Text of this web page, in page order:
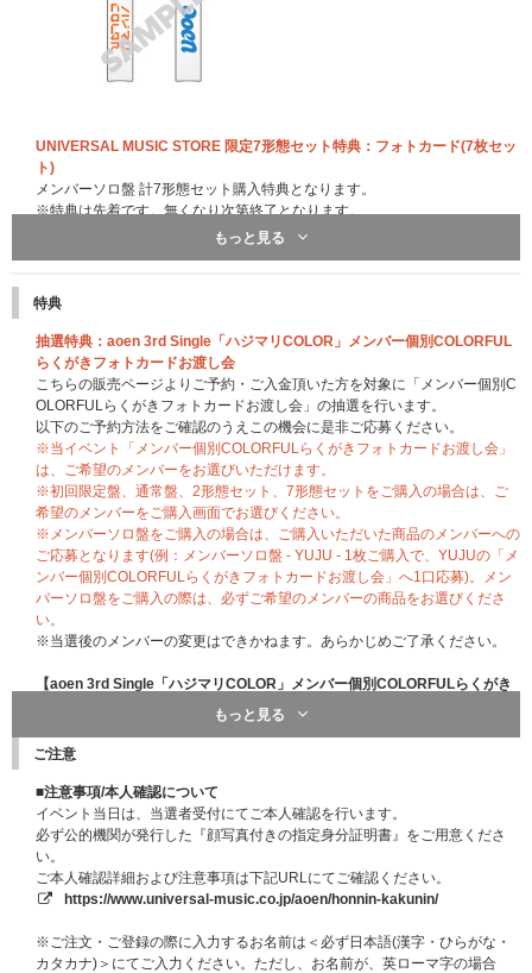
UNIVERSAL MUSIC STORE 限定7形態セット特典：フォトカード(7枚セッ
ト)
メンバーソロ盤 計7形態セット購入特典となります。
※特典は先着です。無くなり次第終了となります。
もっと見る
特典
抽選特典：aoen 3rd Single「ハジマリCOLOR」メンバー個別COLORFUL
らくがきフォトカードお渡し会
こちらの販売ページよりご予約・ご入金頂いた方を対象に「メンバー個別C
OLORFULらくがきフォトカードお渡し会」の抽選を行います。
以下のご予約方法をご確認のうえこの機会に是非ご応募ください。
※当イベント「メンバー個別COLORFULらくがきフォトカードお渡し会」
は、ご希望のメンバーをお選びいただけます。
※初回限定盤、通常盤、2形態セット、7形態セットをご購入の場合は、ご
希望のメンバーをご購入画面でお選びください。
※メンバーソロ盤をご購入の場合は、ご購入いただいた商品のメンバーへの
ご応募となります(例：メンバーソロ盤 - YUJU - 1枚ご購入で、YUJUの「メ
ンバー個別COLORFULらくがきフォトカードお渡し会」へ1口応募)。メン
バーソロ盤をご購入の際は、必ずご希望のメンバーの商品をお選びくださ
い。
※当選後のメンバーの変更はできかねます。あらかじめご了承ください。
【aoen 3rd Single「ハジマリCOLOR」メンバー個別COLORFULらくがき
フォトカードお渡し会概要】
(開催時間は当選者の方のみにご案内いたします)
【京都】2026年8月11日(火・祝)
■会場：ご当選者の方のみに後日ご案内いたします。
■内容：メンバー個別COLORFULらくがきフォトカードお渡し会
メンバーカラーのデザインをあしらったイベント限定オリジナルデザインの
フォトカードを、メンバーから直接お渡しするイベントです。
※「らくがき」は複製印刷となります。メンバー直筆のもの・イベント中に
その場で書くものではありませんので、あらかじめご了承ください。
がき」の内容につきましては、イベント当日のお渡しまで楽しみにお待ちく
ださい。
もっと見る
ご注意
■注意事項/本人確認について
イベント当日は、当選者受付にてご本人確認を行います。
必ず公的機関が発行した『顔写真付きの指定身分証明書』をご用意くださ
い。
ご本人確認詳細および注意事項は下記URLにてご確認ください。
https://www.universal-music.co.jp/aoen/honnin-kakunin/
※ご注文・ご登録の際に入力するお名前は＜必ず日本語(漢字・ひらがな・
カタカナ)＞にてご入力ください。ただし、お名前が、英ローマ字の場合